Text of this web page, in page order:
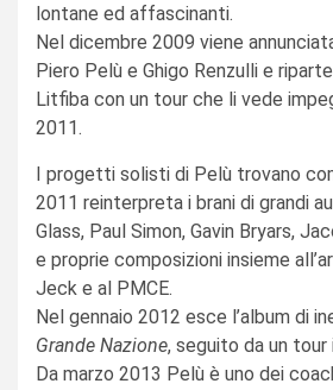
lontane ed affascinanti.
Nel dicembre 2009 viene
Piero Pelù e Ghigo Renzulli e
Litfiba con un tour che li vede
2011.
I progetti solisti di Pelù trovano
2011 reinterpreta i brani di grandi
Glass, Paul Simon, Gavin Bryars,
e proprie composizioni insieme
Jeck e al PMCE.
Nel gennaio 2012 esce l’album di
Grande Nazione, seguito da un
Da marzo 2013 Pelù è uno dei